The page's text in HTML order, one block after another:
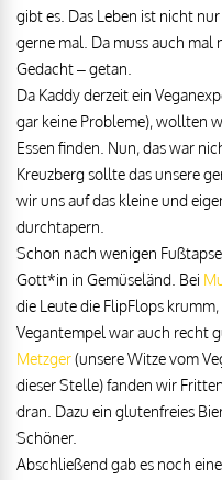
gibt es. Das Leben ist nicht
gerne mal. Da muss auch mal
Gedacht – getan.
Da Kaddy derzeit ein
gar keine Probleme), wollten
Essen finden. Nun, das war
Kreuzberg sollte das unsere
wir uns auf das kleine und
durchtapern.
Schon nach wenigen
Gott*in in Gemüseländ. Bei
die Leute die FlipFlops
Vegantempel war auch recht
Metzger(unsere Witze vom
dieser Stelle) fanden wir
dran. Dazu ein glutenfreies
Schöner.
Abschließend gab es noch